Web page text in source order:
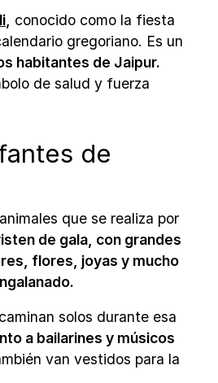
conocido como la fiesta
gregoriano. Es un
habitantes de Jaipur.
de salud y fuerza
de
que se realiza por
de gala, con grandes
flores, joyas y mucho
solos durante esa
a bailarines y músicos
van vestidos para la